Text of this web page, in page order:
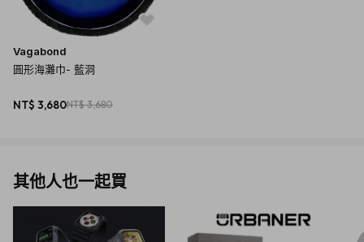
Vagabond
圓形海灘巾- 藍洞
NT$ 3,680NT$ 3,680
其他人也一起買